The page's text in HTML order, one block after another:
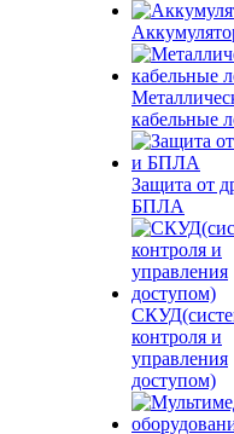
кабельные
Защита от
БПЛА
контроля и
управления
доступом)